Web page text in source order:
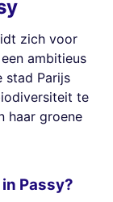
zich voor
ambitieus
stad Parijs
te
haar groene
Passy?